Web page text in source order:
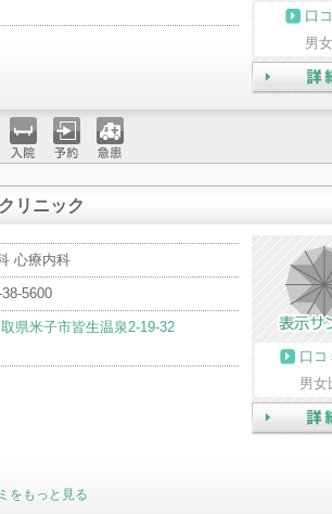
口
男
入院 予約 急患
リニック
心療内科
5600
県米子市皆生温泉2-19-32
口コ
男女
をもっと見る